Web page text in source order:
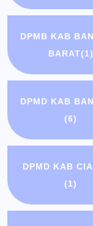
DPMB KAB
BARAT(1)
DPMD KAB
(6)
DPMD KAB
(1)